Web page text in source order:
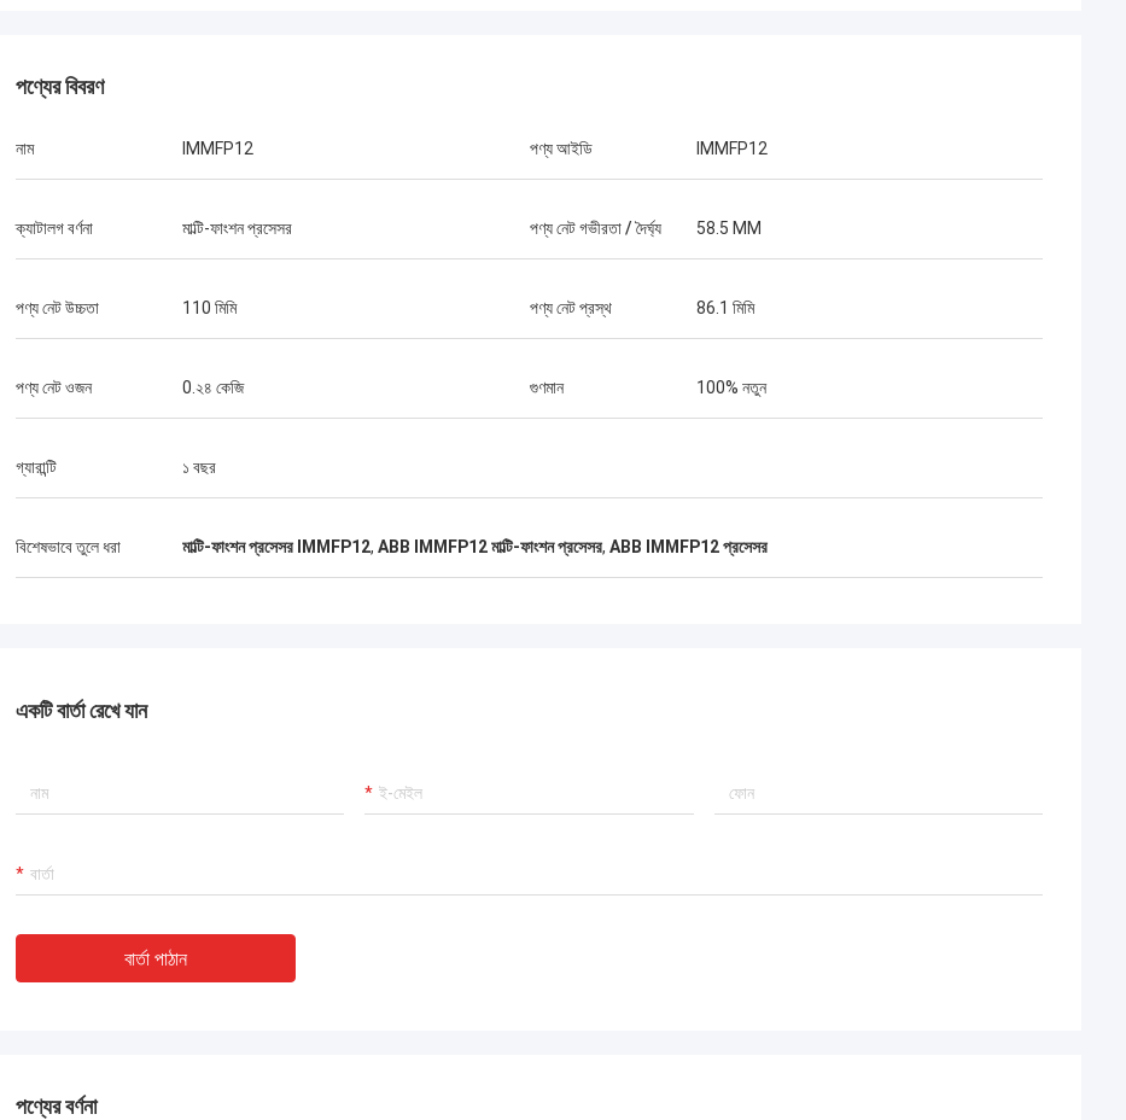
ব্রুনো নাসিমেন্টো
জন্য আপনার অব্যাহত সহায়তা এবং সমর্থনের জন্য আপনাকে
পণ্যের বিবরণ
নাম IMMFP12 পণ্য আইডি IMMFP12
ক্যাটালগ বর্ণনা মাল্টি-ফাংশন প্রসেসর পণ্য নেট গভীরতা / দৈর্ঘ্য 58.5 MM
পণ্য নেট উচ্চতা 110 মিমি পণ্য নেট প্রস্থ 86.1 মিমি
পণ্য নেট ওজন 0.২৪ কেজি গুণমান 100% নতুন
গ্যারান্টি ১ বছর
বিশেষভাবে তুলে ধরা মাল্টি-ফাংশন প্রসেসর IMMFP12, ABB IMMFP12 মাল্টি-ফাংশন প্রসেসর, ABB IMMFP12 প্রসেসর
একটি বার্তা রেখে যান
বার্তা পাঠান
পণ্যের বর্ণনা